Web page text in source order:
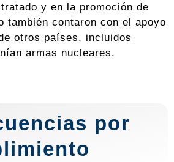
y en la promoción de
también contaron con el apoyo
otros países, incluidos
armas nucleares.
por